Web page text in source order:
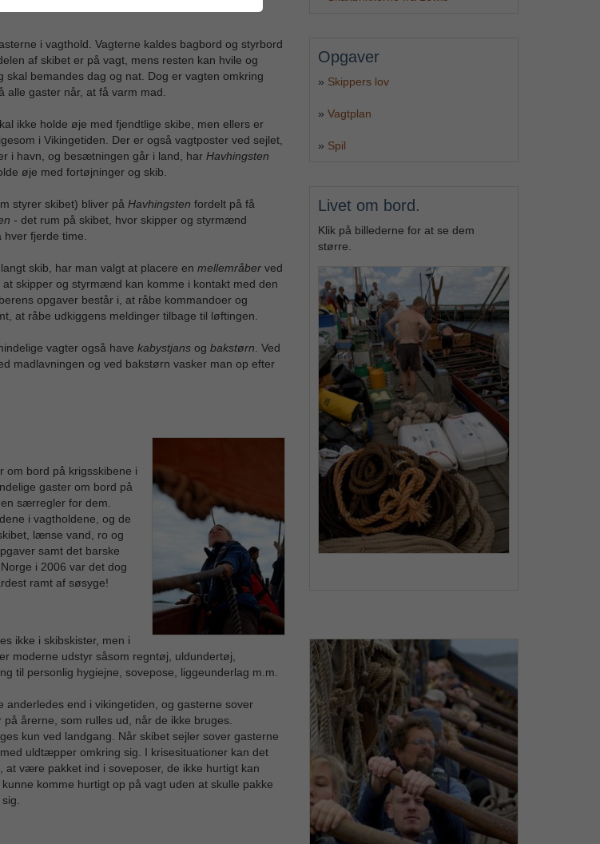
i vagthold. Vagterne kaldes bagbord og styrbord
af skibet er på vagt, mens resten kan hvile og
skal bemandes dag og nat. Dog er vagten omkring
alle gaster når, at få varm mad.
ikke holde øje med fjendtlige skibe, men ellers er
i Vikingetiden. Der er også vagtposter ved sejlet,
i havn, og besætningen går i land, har Havhingsten
øje med fortøjninger og skib.
styrer skibet) bliver på Havhingsten fordelt på få
- det rum på skibet, hvor skipper og styrmænd
fjerde time.
skib, har man valgt at placere en mellemråber ved
skipper og styrmænd kan komme i kontakt med den
opgaver består i, at råbe kommandoer og
at råbe udkiggens meldinger tilbage til løftingen.
vagter også have kabystjans og bakstørn . Ved
madlavningen og ved bakstørn vasker man op efter
om bord på krigsskibene i
gaster om bord på
særregler for dem.
i vagtholdene, og de
lænse vand, ro og
samt det barske
i 2006 var det dog
ramt af søsyge!
ikke i skibskister, men i
moderne udstyr såsom regntøj, uldundertøj,
til personlig hygiejne, sovepose, liggeunderlag m.m.
anderledes end i vikingetiden, og gasterne sover
årerne, som rulles ud, når de ikke bruges.
kun ved landgang. Når skibet sejler sover gasterne
uldtæpper omkring sig. I krisesituationer kan det
være pakket ind i soveposer, de ikke hurtigt kan
komme hurtigt op på vagt uden at skulle pakke
Opgaver
» Skippers lov
» Vagtplan
» Spil
Livet om bord.
Klik på billederne for at se dem
større.